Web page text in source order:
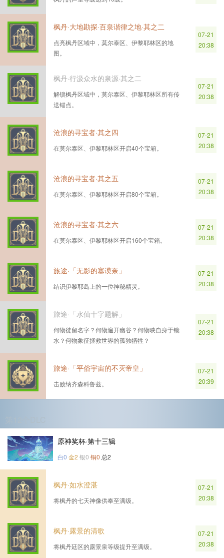
枫丹·大地勘探·百泉谐律之地·其之二
点亮枫丹区域中，莫尔泰区、伊黎耶林区的地
图。
07-21
20:38
枫丹·行汲众水的泉源·其之二
解锁枫丹区域中，莫尔泰区、伊黎耶林区所有传
送锚点。
07-21
20:38
沧浪的寻宝者·其之四
在莫尔泰区、伊黎耶林区开启40个宝箱。
07-21
20:38
沧浪的寻宝者·其之五
在莫尔泰区、伊黎耶林区开启80个宝箱。
07-21
20:38
沧浪的寻宝者·其之六
在莫尔泰区、伊黎耶林区开启160个宝箱。
07-21
20:38
旅途·「无影的塞谟奈」
结识伊黎耶岛上的一位神秘精灵。
07-21
20:38
旅途·「水仙十字题解」
何物徒留名字？何物遍开幽谷？何物映自身于镜
水？何物象征拯救世界的孤独牺牲？
07-21
20:38
旅途·「平俗宇宙的不灭帝皇」
击败纳齐森科鲁兹。
07-21
20:39
原神奖杯·第十三辑
白0 金2 银0 铜0 总2
枫丹·如水澄湛
将枫丹的七天神像供奉至满级。
07-21
20:38
枫丹·露景的清歌
将枫丹廷区的露景泉等级提升至满级。
07-21
20:38